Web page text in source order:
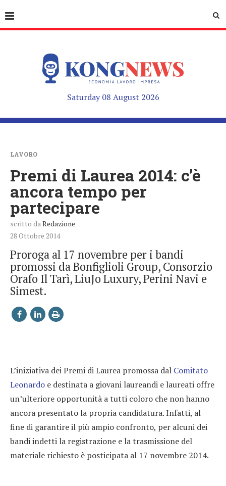
Saturday 08 August 2026
LAVORO
Premi di Laurea 2014: c’è
ancora tempo per
partecipare
scritto da Redazione
28 Ottobre 2014
Proroga al 17 novembre per i bandi
promossi da Bonfiglioli Group, Consorzio
Orafo Il Tarì, LiuJo Luxury, Perini Navi e
Simest.
L’iniziativa dei Premi di Laurea promossa dal Comitato
Leonardo e destinata a giovani laureandi e laureati offre
un’ulteriore opportunità a tutti coloro che non hanno
ancora presentato la propria candidatura. Infatti, al
fine di garantire il più ampio confronto, per alcuni dei
bandi indetti la registrazione e la trasmissione del
materiale richiesto è posticipata al 17 novembre 2014.